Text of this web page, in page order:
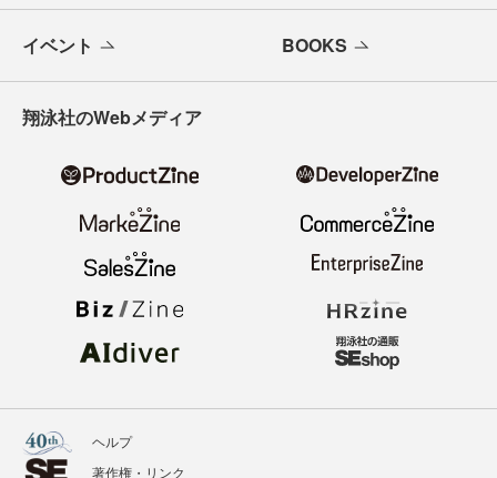
イベント BOOKS
翔泳社のWebメディア
ヘルプ
著作権・リンク